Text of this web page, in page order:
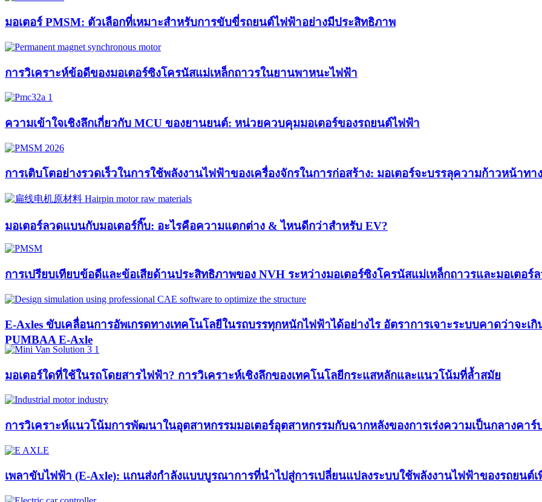
มอเตอร์ PMSM: ตัวเลือกที่เหมาะสำหรับการขับขี่รถยนต์ไฟฟ้าอย่างมีประสิทธิภาพ
การวิเคราะห์ข้อดีของมอเตอร์ซิงโครนัสแม่เหล็กถาวรในยานพาหนะไฟฟ้า
ความเข้าใจเชิงลึกเกี่ยวกับ MCU ของยานยนต์: หน่วยควบคุมมอเตอร์ของรถยนต์ไฟฟ้า
การเติบโตอย่างรวดเร็วในการใช้พลังงานไฟฟ้าของเครื่องจักรในการก่อสร้าง: มอเตอร์จะบรรลุความก้าวหน้าทา
มอเตอร์ลวดแบนกับมอเตอร์กิ๊บ: อะไรคือความแตกต่าง & ไหนดีกว่าสำหรับ EV?
การเปรียบเทียบข้อดีและข้อเสียด้านประสิทธิภาพของ NVH ระหว่างมอเตอร์ซิงโครนัสแม่เหล็กถาวรและมอเตอร์
E-Axles ขับเคลื่อนการอัพเกรดทางเทคโนโลยีในรถบรรทุกหนักไฟฟ้าได้อย่างไร อัตราการเจาะระบบคาดว่าจะเ
PUMBAA E-Axle
มอเตอร์ใดที่ใช้ในรถโดยสารไฟฟ้า? การวิเคราะห์เชิงลึกของเทคโนโลยีกระแสหลักและแนวโน้มที่ล้ำสมัย
การวิเคราะห์แนวโน้มการพัฒนาในอุตสาหกรรมมอเตอร์อุตสาหกรรมกับฉากหลังของการเร่งความเป็นกลางคา
เพลาขับไฟฟ้า (E-Axle): แกนส่งกำลังแบบบูรณาการที่นำไปสู่การเปลี่ยนแปลงระบบใช้พลังงานไฟฟ้าของรถยนต์